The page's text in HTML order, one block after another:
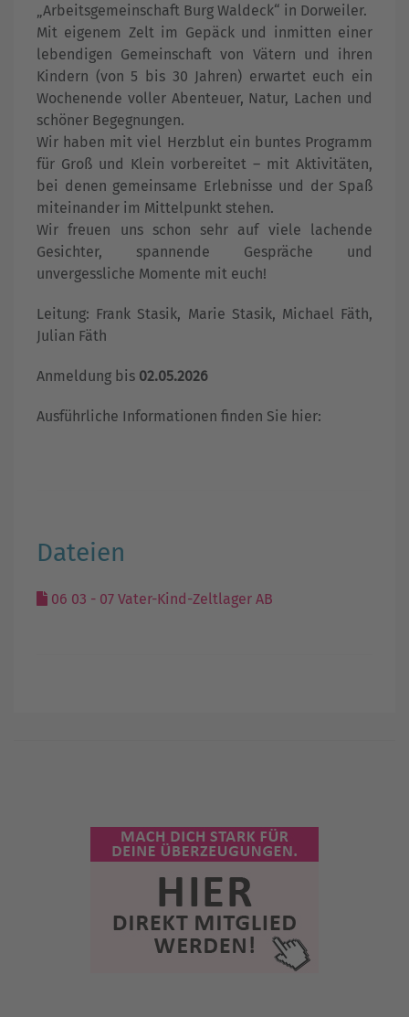
„Arbeitsgemeinschaft Burg Waldeck“ in Dorweiler.
Mit eigenem Zelt im Gepäck und inmitten einer
lebendigen Gemeinschaft von Vätern und ihren
Kindern (von 5 bis 30 Jahren) erwartet euch ein
Wochenende voller Abenteuer, Natur, Lachen und
schöner Begegnungen.
Wir haben mit viel Herzblut ein buntes Programm
für Groß und Klein vorbereitet – mit Aktivitäten,
bei denen gemeinsame Erlebnisse und der Spaß
miteinander im Mittelpunkt stehen.
Wir freuen uns schon sehr auf viele lachende
Gesichter, spannende Gespräche und
unvergessliche Momente mit euch!
Leitung: Frank Stasik, Marie Stasik, Michael Fäth,
Julian Fäth
Anmeldung bis 02.05.2026
Ausführliche Informationen finden Sie hier:
Dateien
06 03 - 07 Vater-Kind-Zeltlager AB